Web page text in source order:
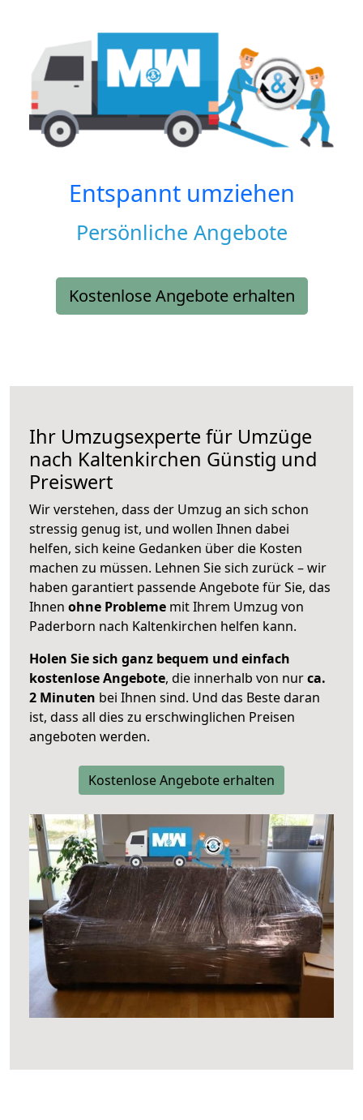
Entspannt umziehen
Persönliche Angebote
Kostenlose Angebote erhalten
Ihr Umzugsexperte für Umzüge
nach Kaltenkirchen Günstig und
Preiswert
Wir verstehen, dass der Umzug an sich schon
stressig genug ist, und wollen Ihnen dabei
helfen, sich keine Gedanken über die Kosten
machen zu müssen. Lehnen Sie sich zurück – wir
haben garantiert passende Angebote für Sie, das
Ihnen ohne Probleme mit Ihrem Umzug von
Paderborn nach Kaltenkirchen helfen kann.
Holen Sie sich ganz bequem und einfach
kostenlose Angebote, die innerhalb von nurca.
2 Minuten bei Ihnen sind. Und das Beste daran
ist, dass all dies zu erschwinglichen Preisen
angeboten werden.
Kostenlose Angebote erhalten